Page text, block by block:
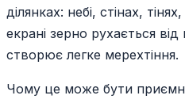
ділянках: небі, стінах,
екрані зерно рухається
створює легке мерехтіння.
Чому це може бути